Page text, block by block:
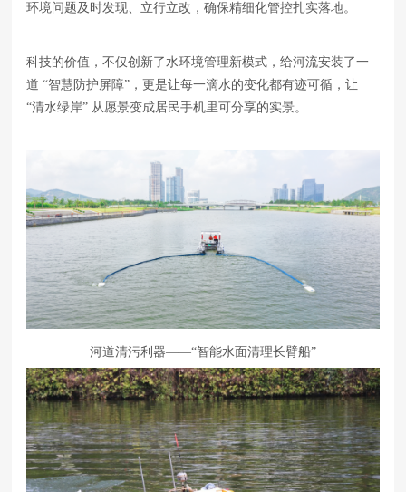
环境问题及时发现、立行立改，确保精细化管控扎实落地。
科技的价值，不仅创新了水环境管理新模式，给河流安装了一
道 “智慧防护屏障”，更是让每一滴水的变化都有迹可循，让
“清水绿岸” 从愿景变成居民手机里可分享的实景。
河道清污利器——“智能水面清理长臂船”